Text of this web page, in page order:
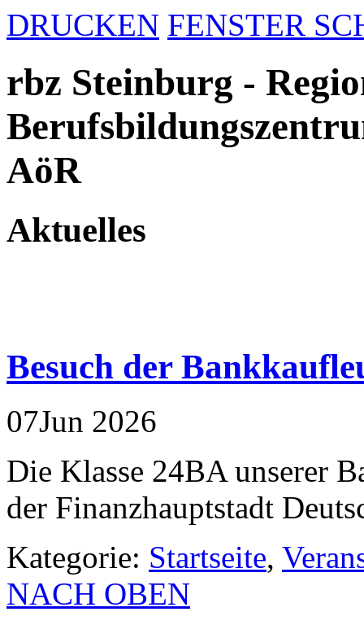
DRUCKEN FENSTER
rbz Steinburg -
AöR
Aktuelles
Besuch der
07Jun 2026
Die Klasse 24BA unserer
der Finanzhauptstadt
Kategorie: Startseite,
NACH OBEN